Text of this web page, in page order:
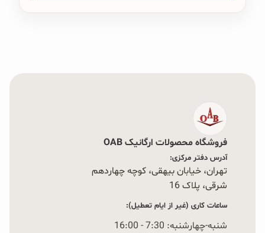
فروشگاه محصولات ارگانیک OAB
آدرس دفتر مرکزی:
تهران، خیابان بیهقی، کوچه چهاردهم
شرقی، پلاک 16‭
ساعات کاری (غیر از ایام تعطیل):
شنبه-چهارشنبه: 7:30 - 16:00